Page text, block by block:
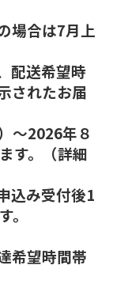
場合は7月上
配送希望時
されたお届
～2026年８
す。（詳細
込み受付後1
希望時間帯